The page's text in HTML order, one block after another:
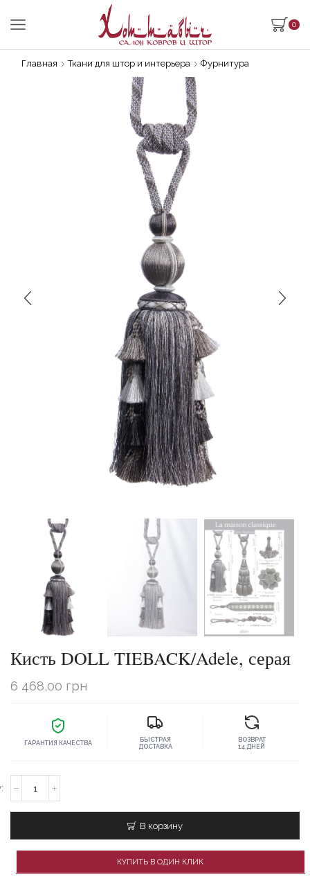
0
Главная Ткани для штор и интерьера Фурнитура
Кисть DOLL TIEBACK/Adele, серая
6 468,00 грн
ГАРАНТИЯ КАЧЕСТВА
БЫСТРАЯ
ДОСТАВКА
ВОЗВРАТ
14 ДНЕЙ
товара
серая
В корзину
КУПИТЬ В ОДИН КЛИК